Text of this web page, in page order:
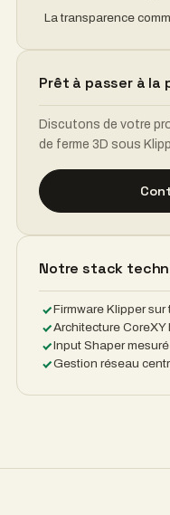
La transparence
Prêt à passer à la
Discutons de votre
de ferme 3D sous
Notre stack
Firmware Klipper
Architecture
Input Shaper
Gestion réseau